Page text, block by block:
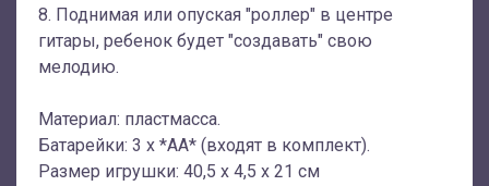
8. Поднимая или опуская "роллер" в центре
гитары, ребенок будет "создавать" свою
мелодию.
Материал: пластмасса.
Батарейки: 3 х *АА* (входят в комплект).
Размер игрушки: 40,5 х 4,5 х 21 см